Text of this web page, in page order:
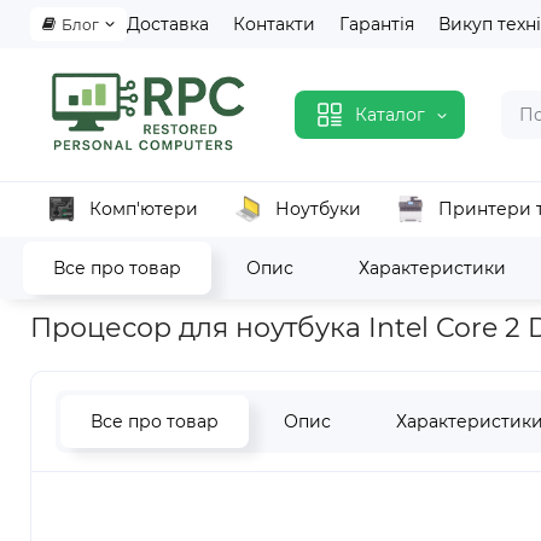
Блог Доставка Контакти Гарантія Викуп
Каталог
Комп'ютери Ноутбуки Принтери
Все про товар Опис Характеристики
Головна Комп'ютерна техніка Запчастини та
Процесор для ноутбука Intel Core 2
Все про товар Опис Характеристики